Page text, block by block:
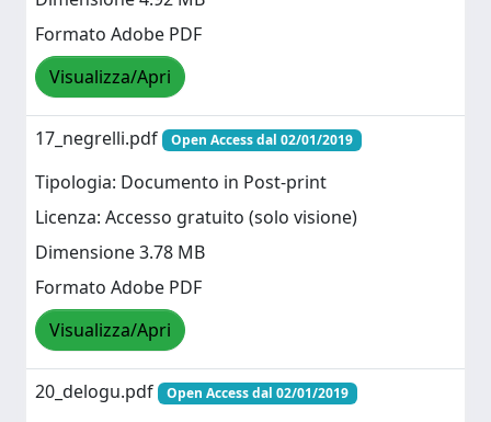
Formato Adobe PDF
Visualizza/Apri
17_negrelli.pdf Open Access dal 02/01/2019
Tipologia: Documento in Post-print
Licenza: Accesso gratuito (solo visione)
Dimensione 3.78 MB
Formato Adobe PDF
Visualizza/Apri
20_delogu.pdf Open Access dal 02/01/2019